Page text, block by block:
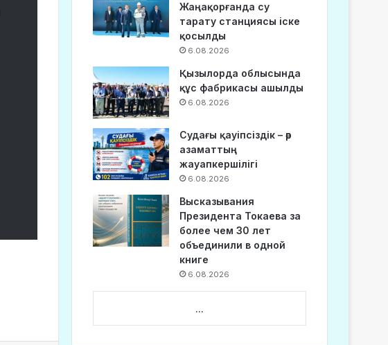
Жаңақорғанда су
тарату станциясы іске
қосылды
6.08.2026
Қызылорда облысында
құс фабрикасы ашылды
6.08.2026
Судағы қауіпсіздік – әр
азаматтың
жауапкершілігі
6.08.2026
Высказывания
Президента Токаева за
более чем 30 лет
объединили в одной
книге
6.08.2026
...